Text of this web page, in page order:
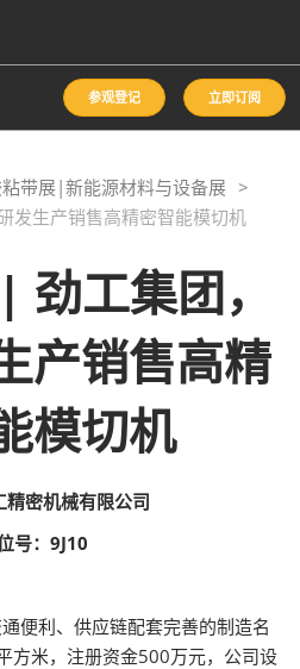
参观登记 立即订阅
带展|新能源材料与设备展
发生产销售高精密智能模切机
工集团，
产销售高精
模切机
精密机械有限公司
号：9J10
便利、供应链配套完善的制造名
方米，注册资金500万元，公司设